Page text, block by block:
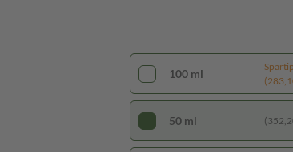
100 ml
50 ml